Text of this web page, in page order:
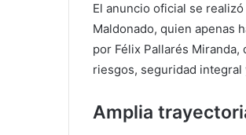
El anuncio oficial se
Maldonado, quien apenas
por Félix Pallarés
riesgos, seguridad
Amplia